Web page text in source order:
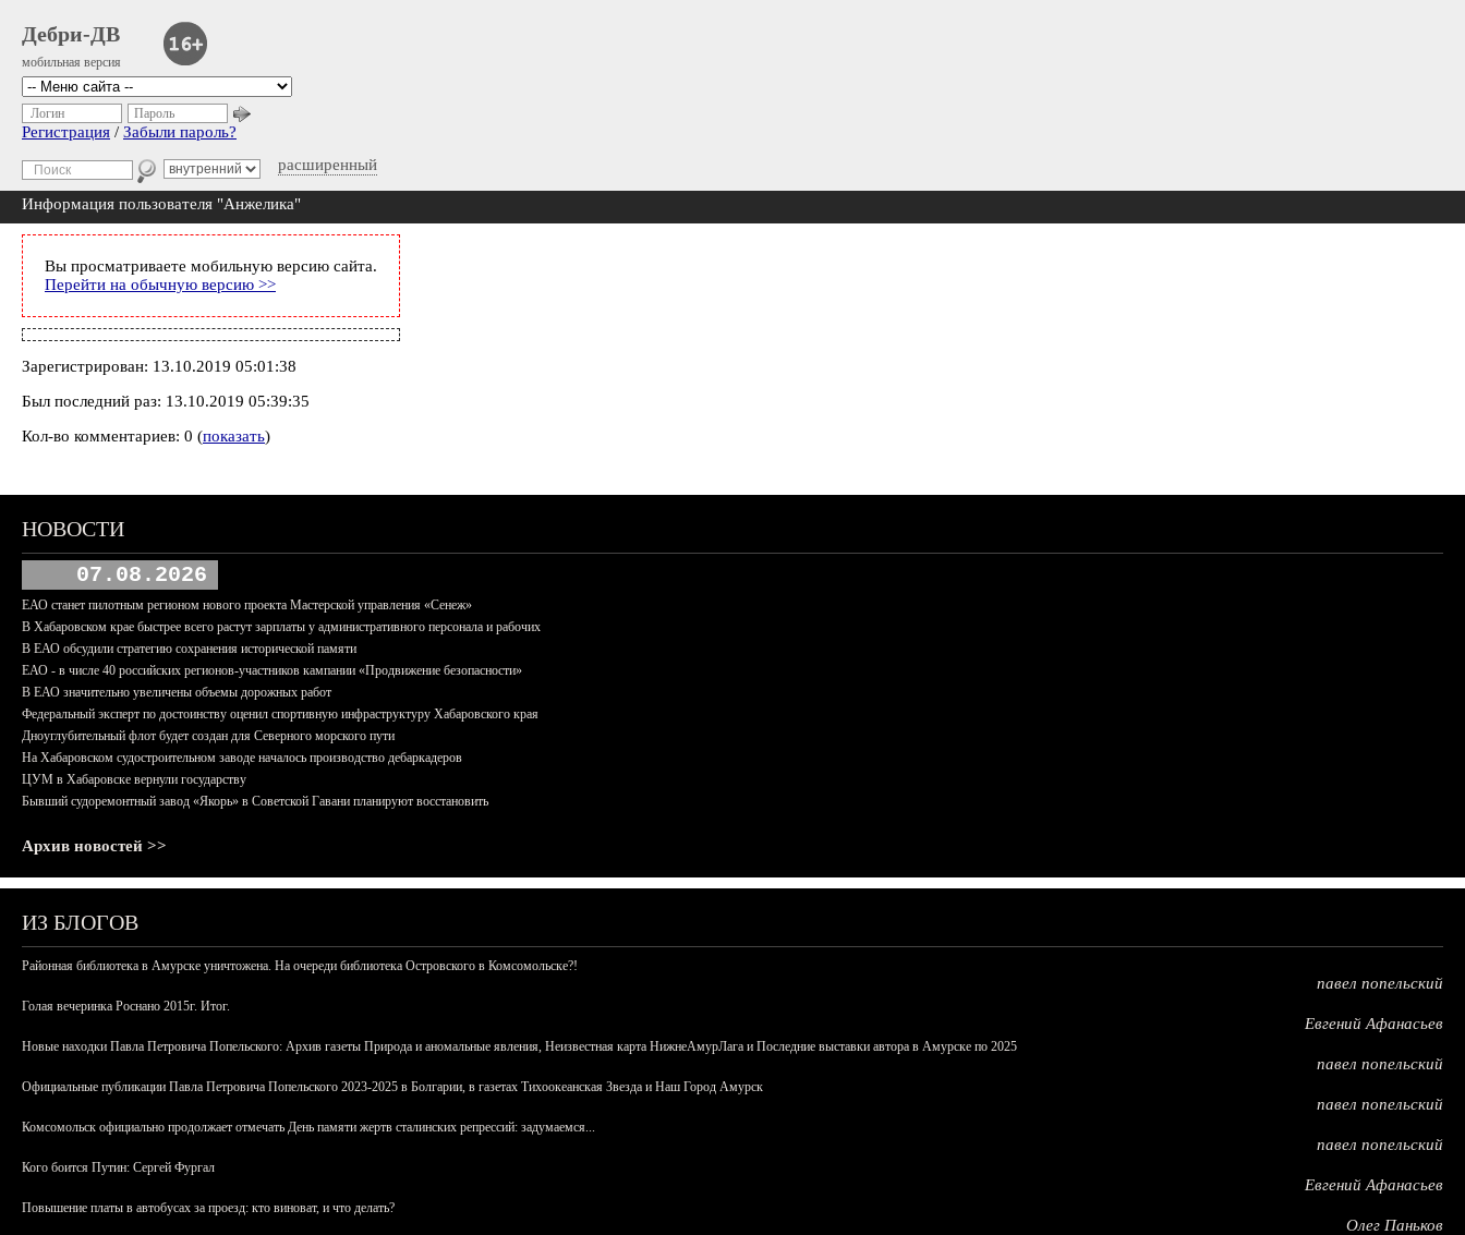
Дебри-ДВ
мобильная версия
расширенный
Логин Пароль
Регистрация / Забыли пароль?
Информация пользователя "Анжелика"
Вы просматриваете мобильную версию сайта.
Перейти на обычную версию >>
Зарегистрирован: 13.10.2019 05:01:38
Был последний раз: 13.10.2019 05:39:35
Кол-во комментариев: 0 (показать)
НОВОСТИ
07.08.2026
ЕАО станет пилотным регионом нового проекта Мастерской управления «Сенеж»
В Хабаровском крае быстрее всего растут зарплаты у административного персонала и рабочих
В ЕАО обсудили стратегию сохранения исторической памяти
ЕАО - в числе 40 российских регионов-участников кампании «Продвижение безопасности»
В ЕАО значительно увеличены объемы дорожных работ
Федеральный эксперт по достоинству оценил спортивную инфраструктуру Хабаровского края
Дноуглубительный флот будет создан для Северного морского пути
На Хабаровском судостроительном заводе началось производство дебаркадеров
ЦУМ в Хабаровске вернули государству
Бывший судоремонтный завод «Якорь» в Советской Гавани планируют восстановить
Архив новостей >>
ИЗ БЛОГОВ
Районная библиотека в Амурске уничтожена. На очереди библиотека Островского в Комсомольске?!
павел попельский
Голая вечеринка Роснано 2015г. Итог.
Евгений Афанасьев
Новые находки Павла Петровича Попельского: Архив газеты Природа и аномальные явления, Неизвестная карта НижнеАмурЛага и Последние выставки автора в Амурске по 2025
павел попельский
Официальные публикации Павла Петровича Попельского 2023-2025 в Болгарии, в газетах Тихоокеанская Звезда и Наш Город Амурск
павел попельский
Комсомольск официально продолжает отмечать День памяти жертв сталинских репрессий: задумаемся...
павел попельский
Кого боится Путин: Сергей Фургал
Евгений Афанасьев
Повышение платы в автобусах за проезд: кто виноват, и что делать?
Олег Паньков